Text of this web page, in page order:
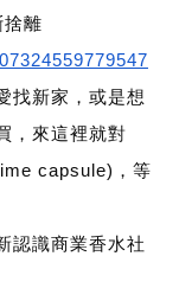
離
找新家，或是想
，來這裡就對
capsule)，等
認識商業香水社